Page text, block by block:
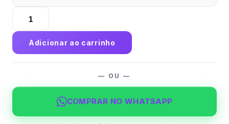
Solapa
Sacola
Couchê
300g
Total
quantidade
Adicionar ao carrinho
— OU —
COMPRAR NO WHATSAPP